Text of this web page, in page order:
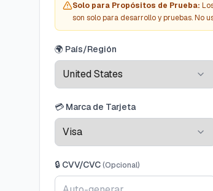
Solo para Propósitos de Prueba:
son solo para desarrollo y pruebas. No
🌍 País/Región
💳 Marca de Tarjeta
🔒 CVV/CVC(Opcional)